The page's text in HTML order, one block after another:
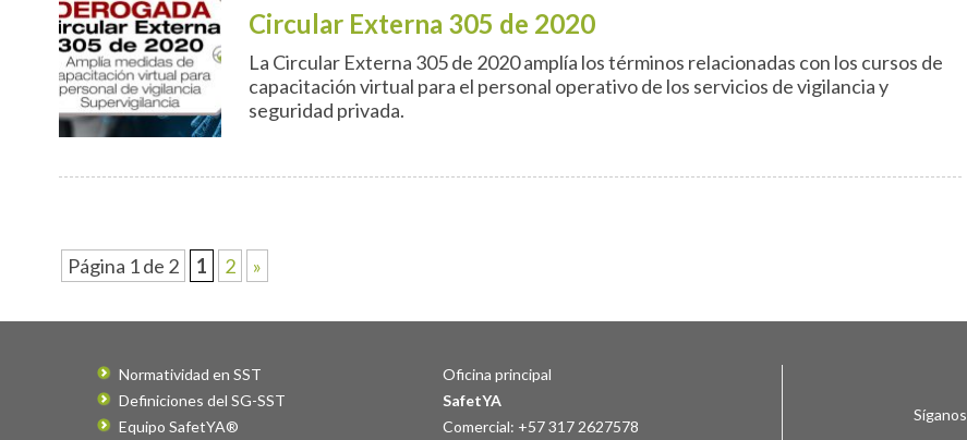
Circular Externa 305 de 2020
La Circular Externa 305 de 2020 amplía los términos relacionadas con los cursos de
capacitación virtual para el personal operativo de los servicios de vigilancia y
seguridad privada.
Página 1 de 2 1 2 »
Normatividad en SST
Definiciones del SG-SST
Equipo SafetYA®
Oficina principal
SafetYA
Comercial: +57 317 2627578
Síganos